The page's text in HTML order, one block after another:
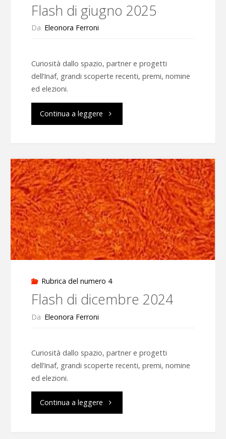
Flash di giugno 2025
Da Eleonora Ferroni
Curiosità dallo spazio, partner e progetti
dell’Inaf, grandi scoperte recenti, premi, nomine
ed elezioni.
Continua a leggere"Flash
giugno
2025"
Rubrica del numero 4
Flash di dicembre 2024
Da Eleonora Ferroni
Curiosità dallo spazio, partner e progetti
dell’Inaf, grandi scoperte recenti, premi, nomine
ed elezioni.
Continua a leggere"Flash